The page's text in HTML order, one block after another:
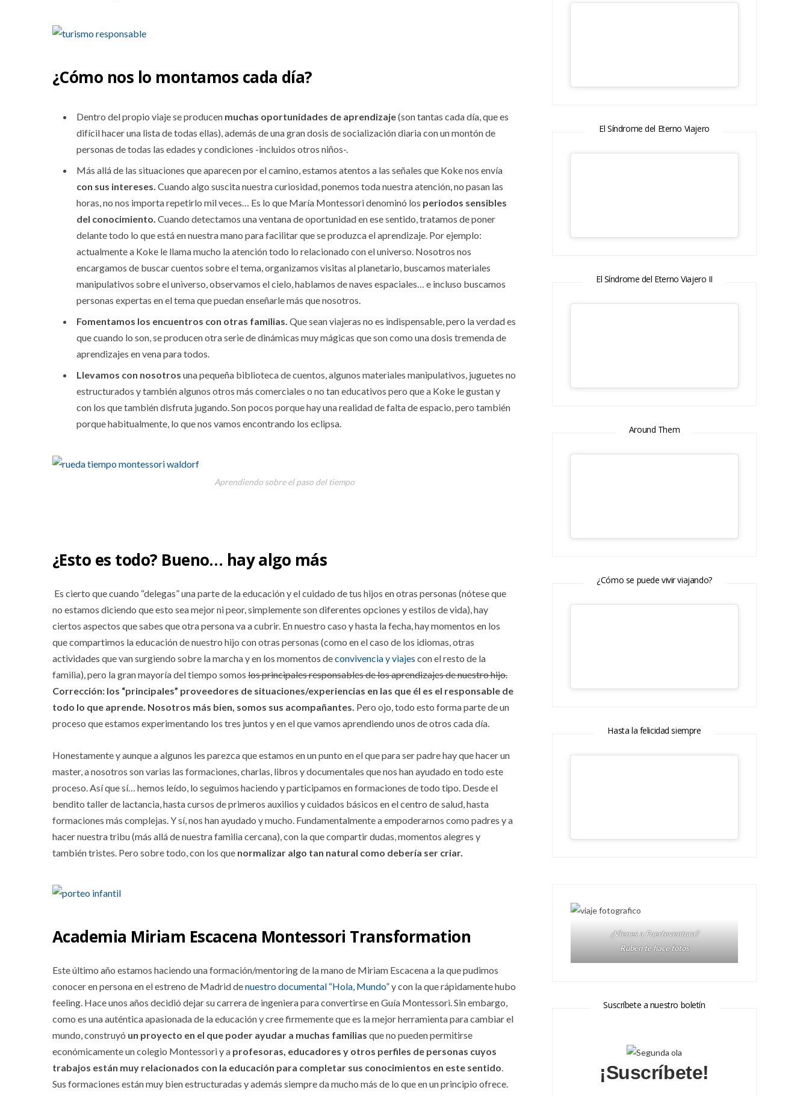
¿Cómo nos lo montamos cada día?
Dentro del propio viaje se producen muchas oportunidades de aprendizaje(son tantas cada día, que es
difícil hacer una lista de todas ellas), además de una gran dosis de socialización diaria con un montón de
personas de todas las edades y condiciones -incluidos otros niños-.
Más allá de las situaciones que aparecen por el camino, estamos atentos a las señales que Koke nos envía
con sus intereses. Cuando algo suscita nuestra curiosidad, ponemos toda nuestra atención, no pasan las
horas, no nos importa repetirlo mil veces… Es lo que María Montessori denominó los periodos sensibles
del conocimiento. Cuando detectamos una ventana de oportunidad en ese sentido, tratamos de poner
delante todo lo que está en nuestra mano para facilitar que se produzca el aprendizaje. Por ejemplo:
actualmente a Koke le llama mucho la atención todo lo relacionado con el universo. Nosotros nos
encargamos de buscar cuentos sobre el tema, organizamos visitas al planetario, buscamos materiales
manipulativos sobre el universo, observamos el cielo, hablamos de naves espaciales… e incluso buscamos
personas expertas en el tema que puedan enseñarle más que nosotros.
Fomentamos los encuentros con otras familias. Que sean viajeras no es indispensable, pero la verdad es
que cuando lo son, se producen otra serie de dinámicas muy mágicas que son como una dosis tremenda de
aprendizajes en vena para todos.
Llevamos con nosotros una pequeña biblioteca de cuentos, algunos materiales manipulativos, juguetes no
estructurados y también algunos otros más comerciales o no tan educativos pero que a Koke le gustan y
con los que también disfruta jugando. Son pocos porque hay una realidad de falta de espacio, pero también
porque habitualmente, lo que nos vamos encontrando los eclipsa.
Aprendiendo sobre el paso del tiempo
¿Esto es todo? Bueno… hay algo más
Es cierto que cuando “delegas” una parte de la educación y el cuidado de tus hijos en otras personas (nótese que
no estamos diciendo que esto sea mejor ni peor, simplemente son diferentes opciones y estilos de vida), hay
ciertos aspectos que sabes que otra persona va a cubrir. En nuestro caso y hasta la fecha, hay momentos en los
que compartimos la educación de nuestro hijo con otras personas (como en el caso de los idiomas, otras
actividades que van surgiendo sobre la marcha y en los momentos deconvivencia y viajes con el resto de la
familia), pero la gran mayoría del tiempo somos los principales responsables de los aprendizajes de nuestro hijo.
Corrección: los “principales” proveedores de situaciones/experiencias en las que él es el responsable de
todo lo que aprende. Nosotros más bien, somos sus acompañantes. Pero ojo, todo esto forma parte de un
proceso que estamos experimentando los tres juntos y en el que vamos aprendiendo unos de otros cada día.
Honestamente y aunque a algunos les parezca que estamos en un punto en el que para ser padre hay que hacer un
master, a nosotros son varias las formaciones, charlas, libros y documentales que nos han ayudado en todo este
proceso. Así que sí… hemos leído, lo seguimos haciendo y participamos en formaciones de todo tipo. Desde el
bendito taller de lactancia, hasta cursos de primeros auxilios y cuidados básicos en el centro de salud, hasta
formaciones más complejas. Y sí, nos han ayudado y mucho. Fundamentalmente a empoderarnos como padres y a
hacer nuestra tribu (más allá de nuestra familia cercana), con la que compartir dudas, momentos alegres y
también tristes. Pero sobre todo, con los que normalizar algo tan natural como debería ser criar.
Academia Miriam Escacena Montessori Transformation
Este último año estamos haciendo una formación/mentoring de la mano de Miriam Escacena a la que pudimos
conocer en persona en el estreno de Madrid denuestro documental “Hola, Mundo”y con la que rápidamente hubo
feeling. Hace unos años decidió dejar su carrera de ingeniera para convertirse en Guía Montessori. Sin embargo,
como es una auténtica apasionada de la educación y cree firmemente que es la mejor herramienta para cambiar el
mundo, construyó un proyecto en el que poder ayudar a muchas familias que no pueden permitirse
económicamente un colegio Montessori y a profesoras, educadores y otros perfiles de personas cuyos
trabajos están muy relacionados con la educación para completar sus conocimientos en este sentido.
Sus formaciones están muy bien estructuradas y además siempre da mucho más de lo que en un principio ofrece.
El Síndrome del Eterno Viajero
El Síndrome del Eterno Viajero II
Around Them
¿Cómo se puede vivir viajando?
Hasta la felicidad siempre
¿Vienes a Fuerteventura?
Ruben te hace fotos
Suscríbete a nuestro boletín
¡Suscríbete!